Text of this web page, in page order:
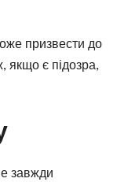
призвести до
якщо є підозра,
завжди